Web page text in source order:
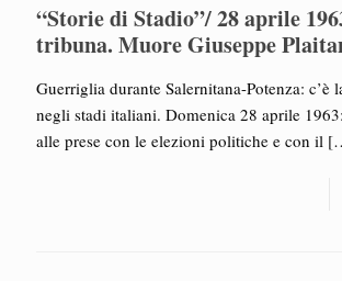
“Storie di Stadio”/ 28 aprile
tribuna. Muore Giuseppe
Guerriglia durante Salernitana-Potenza: c’è
negli stadi italiani. Domenica 28 aprile
alle prese con le elezioni politiche e con il